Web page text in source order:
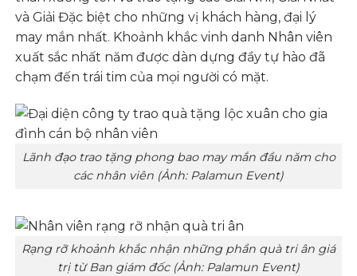
và Giải Đặc biệt cho những vị khách hàng, đại lý
may mắn nhất. Khoảnh khắc vinh danh Nhân viên
xuất sắc nhất năm được dàn dựng đầy tự hào đã
chạm đến trái tim của mọi người có mặt.
Lãnh đạo trao tặng phong bao may mắn đầu năm cho
các nhân viên (Ảnh: Palamun Event)
Rạng rỡ khoảnh khắc nhận những phần quà tri ân giá
trị từ Ban giám đốc (Ảnh: Palamun Event)